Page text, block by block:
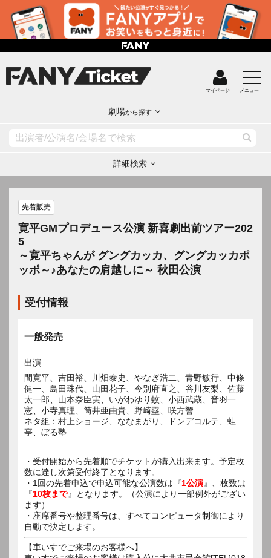
マイページ メニュー
劇場から探す
詳細検索
先着販売
寛平GMプロデュース公演 新喜劇出前ツアー202
5
～寛平ちゃんが グングカッカ、グングカッカポ
ッポ～♪あなたの肩越しに～ 秋田公演
受付情報
一般発売
出演
間寛平、吉田裕、川畑泰史、やなぎ浩二、青野敏行、中條
健一、島田珠代、山田花子、今別府直之、谷川友梨、佐藤
太一郎、山本奈臣実、いがわゆり蚊、小西武蔵、音羽一
憲、小寺真理、筒井亜由貴、野崎塁、咲方響
ネタ組：村上ショージ、ななまがり、ドンデコルテ、蛙
亭、ぼる塾
・受付開始から先着順でチケットが購入出来ます。予定枚
数に達し次第受付終了となります。
・1回の先着申込で申込可能な公演数は『1公演』、枚数は
『10枚まで』となります。（公演により一部例外がござい
ます）
・座席番号や整理番号は、すべてコンピュータ制御により
自動で決定します。
【車いすでご来場のお客様へ】